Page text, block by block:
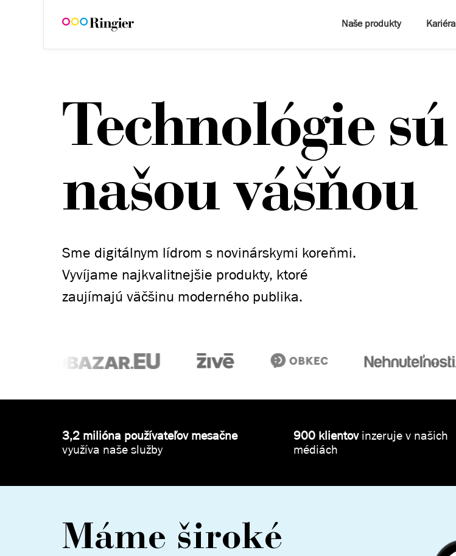
Naše produkty Kariéra
Technológie sú
našou vášňou
Sme digitálnym lídrom s novinárskymi koreňmi.
Vyvíjame najkvalitnejšie produkty, ktoré
zaujímajú väčšinu moderného publika.
3,2 milióna používateľov mesačne
využíva naše služby
900 klientovinzeruje v našich
médiách
Máme široké